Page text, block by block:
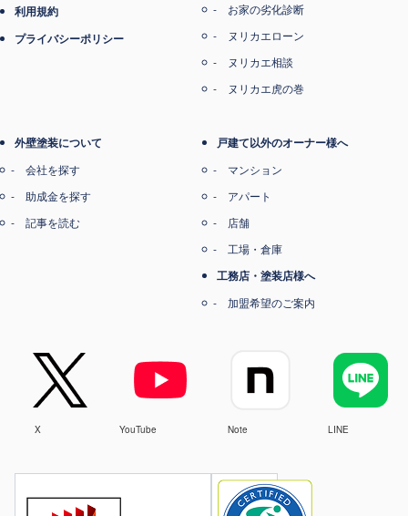
利用規約
プライバシーポリシー
お家の劣化診断
ヌリカエローン
ヌリカエ相談
ヌリカエ虎の巻
外壁塗装について
会社を探す
助成金を探す
記事を読む
戸建て以外のオーナー様へ
マンション
アパート
店舗
工場・倉庫
工務店・塗装店様へ
加盟希望のご案内
X YouTube Note LINE